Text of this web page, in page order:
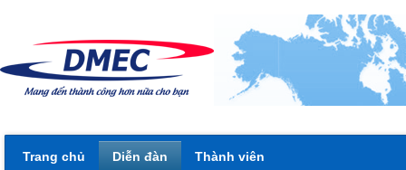
Trang chủ Diễn đàn Thành viên